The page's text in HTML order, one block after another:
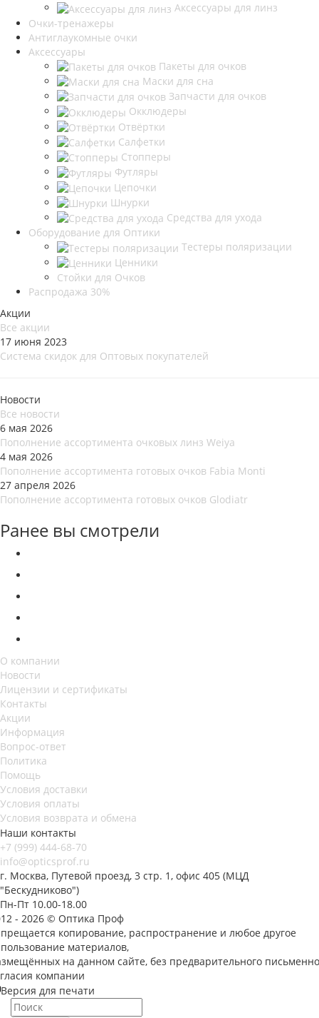
Аксессуары для линз
Очки-тренажеры
Антиглаукомные очки
Аксессуары
Пакеты для очков
Маски для сна
Запчасти для очков
Окклюдеры
Отвёртки
Салфетки
Стопперы
Футляры
Цепочки
Шнурки
Средства для ухода
Оборудование для Оптики
Тестеры поляризации
Ценники
Стойки для Очков
Распродажа 30%
Акции
Все акции
17 июня 2023
Система скидок для Оптовых покупателей
Новости
Все новости
6 мая 2026
Пополнение ассортимента очковых линз Weiya
4 мая 2026
Пополнение ассортимента готовых очков Fabia Monti
27 апреля 2026
Пополнение ассортимента готовых очков Glodiatr
Ранее вы смотрели
О компании
Новости
Лицензии и сертификаты
Контакты
Акции
Информация
Вопрос-ответ
Политика
Помощь
Условия доставки
Условия оплаты
Условия возврата и обмена
Наши контакты
+7 (999) 444-68-70
info@opticsprof.ru
г. Москва, Путевой проезд, 3 стр. 1, офис 405 (МЦД
"Бескудниково")
Пн-Пт 10.00-18.00
- 2026 © Оптика Проф
копирование, распространение и любое другое
материалов,
на данном сайте, без предварительного
компании
Версия для печати